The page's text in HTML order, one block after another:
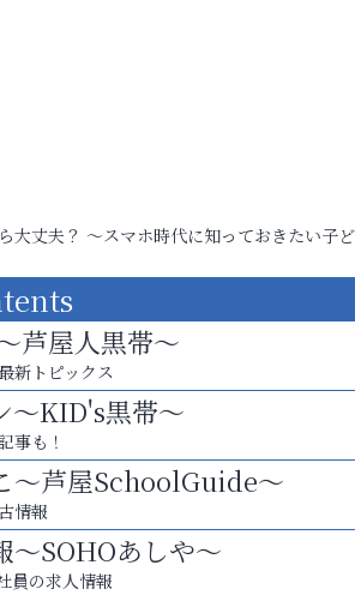
大丈夫？ ～スマホ時代に知っておきたい子
芦屋人黒帯～
新トピックス
～KID's黒帯～
事も！
～芦屋SchoolGuide～
情報
～SOHOあしや～
員の求人情報